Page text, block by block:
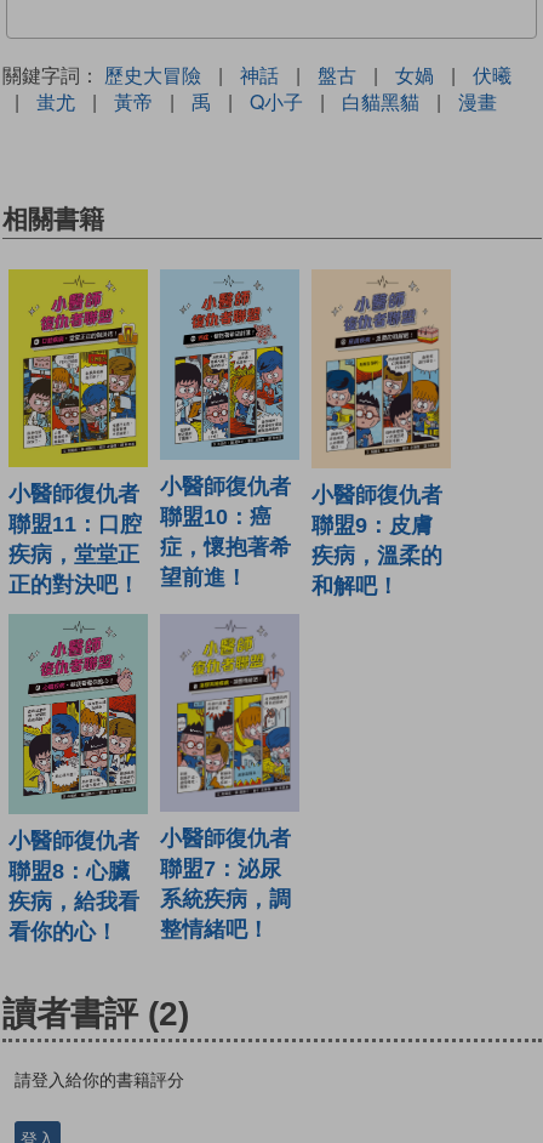
關鍵字詞： 歷史大冒險 | 神話 | 盤古 | 女媧 |
伏曦
|
蚩尤 | 黃帝 | 禹 | Q小子 | 白貓黑貓 | 漫畫
相關書籍
小醫師復仇者
聯盟11：口腔
疾病，堂堂正
正的對決吧！
小醫師復仇者
聯盟10：癌
症，懷抱著希
望前進！
小醫師復仇者
聯盟9：皮膚
疾病，溫柔的
和解吧！
小醫師復仇者
聯盟8：心臟
疾病，給我看
看你的心！
小醫師復仇者
聯盟7：泌尿
系統疾病，調
整情緒吧！
讀者書評 (2)
請登入給你的書籍評分